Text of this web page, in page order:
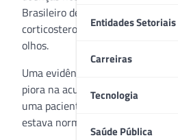
Entidades Setoriais
Carreiras
Tecnologia
Saúde Pública
Brasileiro de Oftalmologia) é
corticosteroides para combater
olhos.
Uma evidência deste distúrbio,
piora na acuidade visual, mas o
uma paciente com alta miopia
estava normal.